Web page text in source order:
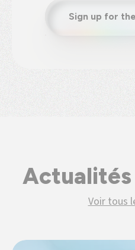
Sign up for
Voir tous